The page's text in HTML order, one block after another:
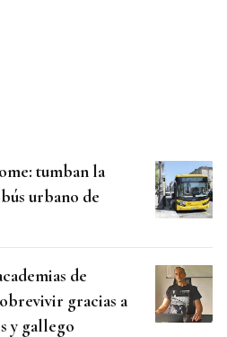
tumban la
urbano de
de
gracias a
y gallego